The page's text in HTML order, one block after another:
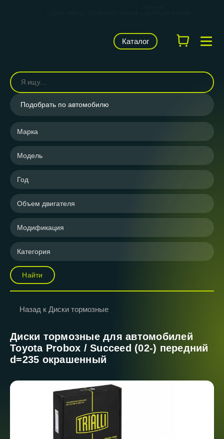
Каталог
Подобрать по автомобилю
Марка
Модель
Год
Объем двигателя
Модификация
Категория
Найти
Назад к Диски тормозные
Диски тормозные для автомобилей
Toyota Probox / Succeed (02-) передний
d=235 окрашенный